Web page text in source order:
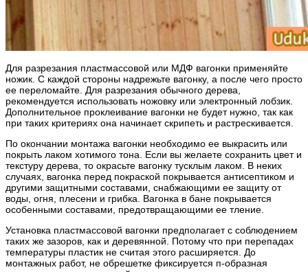
Для разрезания пластмассовой или МДФ вагонки применяйте
ножик. С каждой стороны надрежьте вагонку, а после чего просто
ее переломайте. Для разрезания обычного дерева,
рекомендуется использовать ножовку или электронный лобзик.
Дополнительное проклеивание вагонки не будет нужно, так как
при таких критериях она начинает скрипеть и растрескивается.
По окончании монтажа вагонки необходимо ее выкрасить или
покрыть лаком хотимого тона. Если вы желаете сохранить цвет и
текстуру дерева, то окрасьте вагонку тусклым лаком. В неких
случаях, вагонка перед покраской покрывается антисептиком и
другими защитными составами, снабжающими ее защиту от
воды, огня, плесени и грибка. Вагонка в бане покрывается
особенными составами, предотвращающими ее тление.
Установка пластмассовой вагонки предполагает с соблюдением
таких же зазоров, как и деревянной. Потому что при перепадах
температуры пластик не считая этого расширяется. До
монтажных работ, не обрешетке фиксируется п-образная